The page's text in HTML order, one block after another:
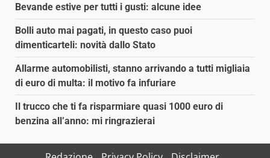
Bevande estive per tutti i gusti: alcune idee
Bolli auto mai pagati, in questo caso puoi
dimenticarteli: novità dallo Stato
Allarme automobilisti, stanno arrivando a tutti migliaia
di euro di multa: il motivo fa infuriare
Il trucco che ti fa risparmiare quasi 1000 euro di
benzina all’anno: mi ringrazierai